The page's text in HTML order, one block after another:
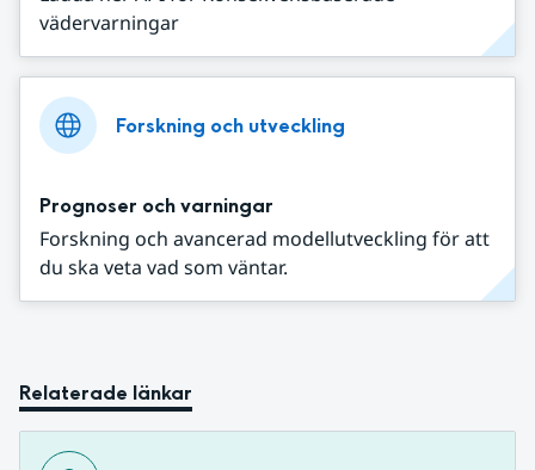
vädervarningar
Forskning och utveckling
Prognoser och varningar
Forskning och avancerad modellutveckling för att
du ska veta vad som väntar.
Relaterade länkar